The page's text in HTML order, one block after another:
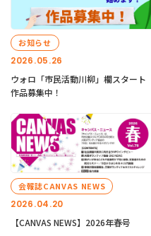
2026.05.26
お知らせ
ウォロ「市民活動川柳」欄スタート
作品募集中！
2026.04.20
会報誌CANVAS NEWS
【CANVAS NEWS】2026年春号